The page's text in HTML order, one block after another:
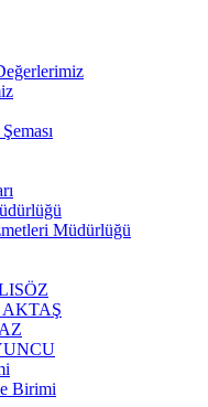
Müdürlüğü
Birimi